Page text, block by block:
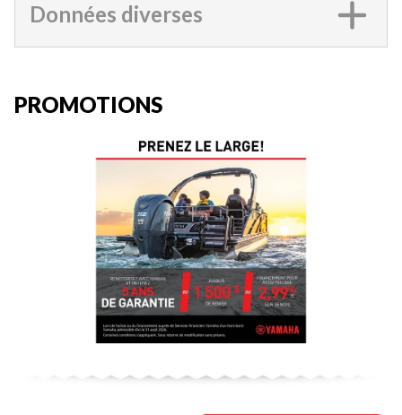
Données diverses
PROMOTIONS